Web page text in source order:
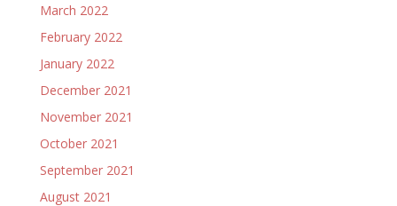
March 2022
February 2022
January 2022
December 2021
November 2021
October 2021
September 2021
August 2021